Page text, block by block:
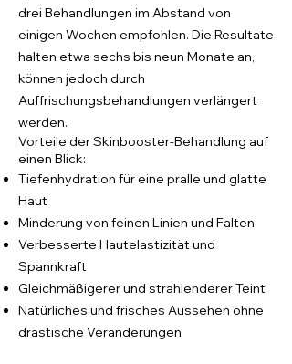
drei Behandlungen im Abstand von
einigen Wochen empfohlen. Die Resultate
halten etwa sechs bis neun Monate an,
können jedoch durch
Auffrischungsbehandlungen verlängert
werden.
Vorteile der Skinbooster-Behandlung auf
einen Blick:
Tiefenhydration für eine pralle und glatte
Haut
Minderung von feinen Linien und Falten
Verbesserte Hautelastizität und
Spannkraft
Gleichmäßigerer und strahlenderer Teint
Natürliches und frisches Aussehen ohne
drastische Veränderungen